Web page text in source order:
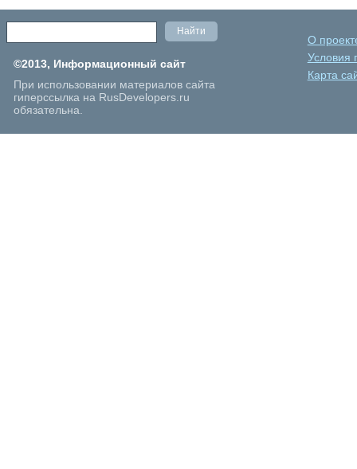
©2013, Информационный сайт
При использовании материалов сайта
гиперссылка на RusDevelopers.ru
обязательна.
О
Условия
Карта